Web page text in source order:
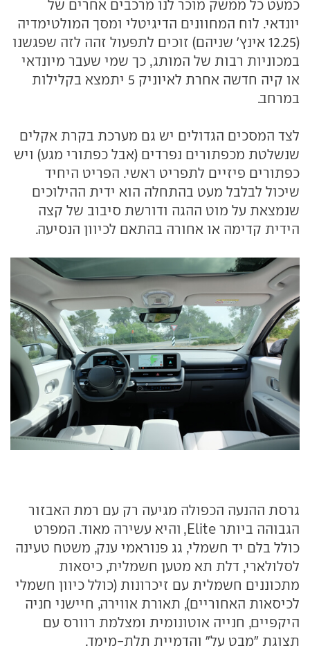
כמעט כל ממשק מוכר לנו מרכבים אחרים של
יונדאי. לוח המחוונים הדיגיטלי ומסך המולטימדיה
(12.25 אינץ' שניהם) זוכים לתפעול זהה לזה שפגשנו
במכוניות רבות של המותג, כך שמי שעבר מיונדאי
או קיה חדשה אחרת לאיוניק 5 יתמצא בקלילות
במרחב.
לצד המסכים הגדולים יש גם מערכת בקרת אקלים
שנשלטת מכפתורים נפרדים (אבל כפתורי מגע) ויש
כפתורים פיזיים לתפריט ראשי. הפריט היחיד
שיכול לבלבל מעט בהתחלה הוא ידית ההילוכים
שנמצאת על מוט ההגה ודורשת סיבוב של קצה
הידית קדימה או אחורה בהתאם לכיוון הנסיעה.
גרסת ההנעה הכפולה מגיעה רק עם רמת האבזור
הגבוהה ביותר Elite, והיא עשירה מאוד. המפרט
כולל בלם יד חשמלי, גג פנוראמי ענק, משטח טעינה
לסלולארי, דלת תא מטען חשמלית, כיסאות
מתכוננים חשמלית עם זיכרונות (כולל כיוון חשמלי
לכיסאות האחוריים), תאורת אווירה, חיישני חניה
היקפיים, חנייה אוטונומית ומצלמת רוורס עם
תצוגת "מבט על" והדמיית תלת-מימד.